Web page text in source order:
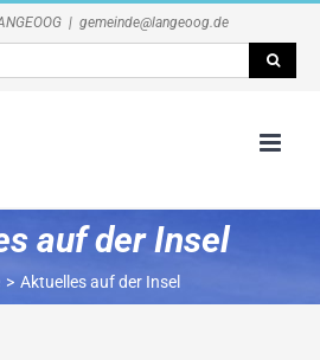
| gemeinde@langeoog.de
auf der Insel
Aktuelles auf der Insel